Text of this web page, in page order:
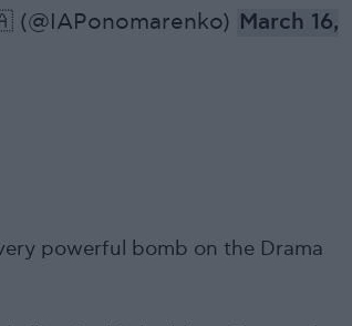
March 16,
powerful bomb on the Drama